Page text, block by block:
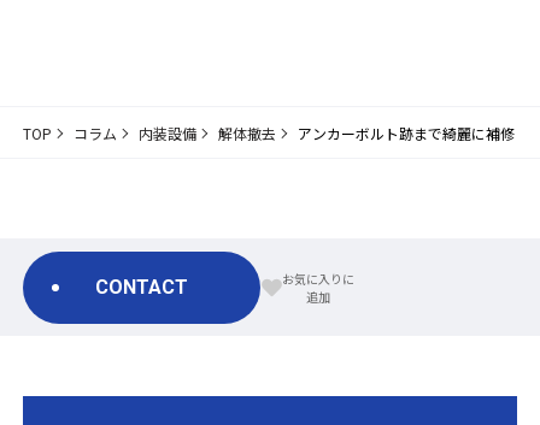
TOP コラム 内装設備 解体撤去 アンカーボルト跡まで綺麗に補修！
CONTACT